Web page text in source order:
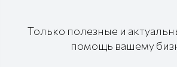
Только полезные и
помощь вашему